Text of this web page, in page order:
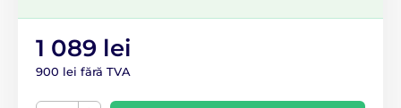
1 089 lei
900 lei fără TVA